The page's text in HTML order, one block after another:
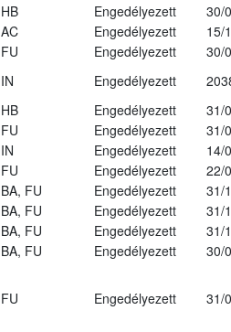
HB Engedélyezett
30/
AC Engedélyezett
15/
FU Engedélyezett
30/
IN Engedélyezett
HB Engedélyezett
31/
FU Engedélyezett
31/
IN Engedélyezett
14/
FU Engedélyezett
22/
BA, FU Engedélyezett
31/
BA, FU Engedélyezett
31/
BA, FU Engedélyezett
31/
BA, FU Engedélyezett
30/
FU Engedélyezett 31/